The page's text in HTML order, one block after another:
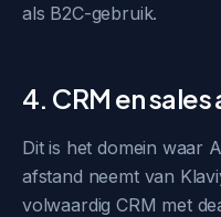
als B2C-gebruik.
4. CRM en
Dit is het domein waar
afstand neemt van
volwaardig CRM met